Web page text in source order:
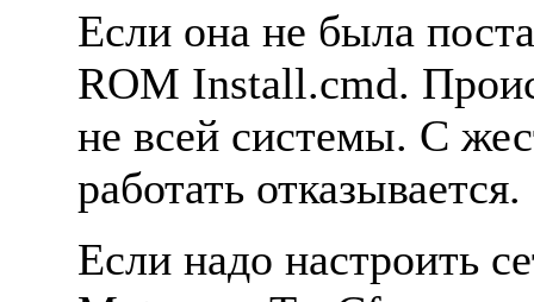
Если она не была
ROM Install.cmd.
не всей системы. С
работать отказывается.
Если надо настроить